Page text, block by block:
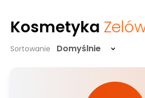
Kosmetyka
Sortowanie Domyślnie